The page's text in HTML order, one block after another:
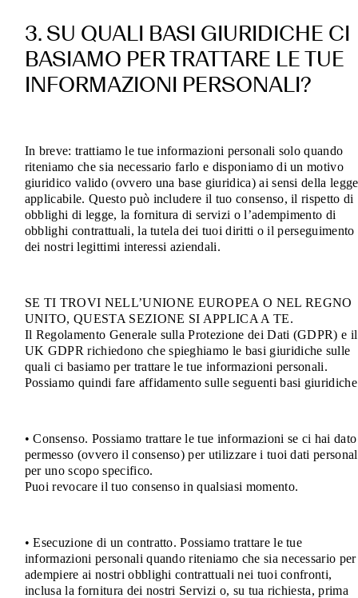
3. SU QUALI BASI GIURIDICHE CI
BASIAMO PER TRATTARE LE TUE
INFORMAZIONI PERSONALI?
In breve: trattiamo le tue informazioni personali solo quando
riteniamo che sia necessario farlo e disponiamo di un motivo
giuridico valido (ovvero una base giuridica) ai sensi della legge
applicabile. Questo può includere il tuo consenso, il rispetto di
obblighi di legge, la fornitura di servizi o l’adempimento di
obblighi contrattuali, la tutela dei tuoi diritti o il perseguimento
dei nostri legittimi interessi aziendali.
SE TI TROVI NELL’UNIONE EUROPEA O NEL REGNO
UNITO, QUESTA SEZIONE SI APPLICA A TE.
Il Regolamento Generale sulla Protezione dei Dati (GDPR) e il
UK GDPR richiedono che spieghiamo le basi giuridiche sulle
quali ci basiamo per trattare le tue informazioni personali.
Possiamo quindi fare affidamento sulle seguenti basi
• Consenso. Possiamo trattare le tue informazioni se ci hai
permesso (ovvero il consenso) per utilizzare i tuoi dati
per uno scopo specifico.
Puoi revocare il tuo consenso in qualsiasi momento.
• Esecuzione di un contratto. Possiamo trattare le tue
informazioni personali quando riteniamo che sia necessario per
adempiere ai nostri obblighi contrattuali nei tuoi confronti,
inclusa la fornitura dei nostri Servizi o, su tua richiesta, prima